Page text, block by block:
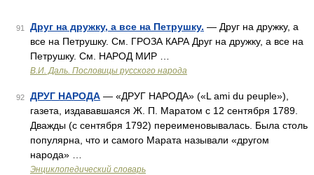
91 Друг на дружку, а все на Петрушку. — Друг на дружку, а
все на Петрушку. См. ГРОЗА КАРА Друг на дружку, а все на
Петрушку. См. НАРОД МИР …
В.И. Даль. Пословицы русского народа
92 ДРУГ НАРОДА — «ДРУГ НАРОДА» («L ami du peuple»),
газета, издававшаяся Ж. П. Маратом с 12 сентября 1789.
Дважды (с сентября 1792) переименовывалась. Была столь
популярна, что и самого Марата называли «другом
народа» …
Энциклопедический словарь